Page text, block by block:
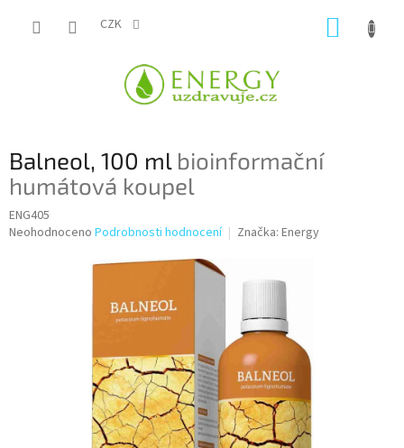
CZK
Balneol, 100 ml bioinformační
humátová koupel
ENG405
Průměrné
Neohodnoceno Podrobnosti hodnocení Značka: Energy